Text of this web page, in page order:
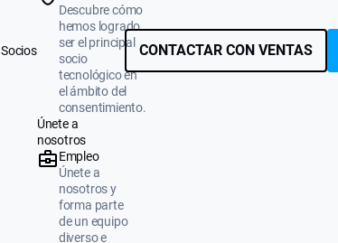
Socios
Descubre cómo
hemos logrado
ser el principal
socio
tecnológico en
el ámbito del
consentimiento.
Únete a
nosotros
Empleo
Únete a
nosotros y
forma parte
de un equipo
diverso e
CONTACTAR CON VENTAS